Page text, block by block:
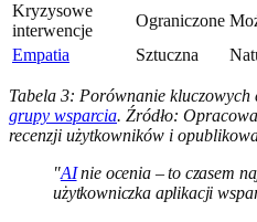
Kryzysowe
interwencje
Ograniczone
Empatia
Sztuczna
Tabela 3: Porównanie kluczowych
grupy wsparcia. Źródło:
recenzji użytkowników i
"AInie ocenia – to czasem
użytkowniczka aplikacji